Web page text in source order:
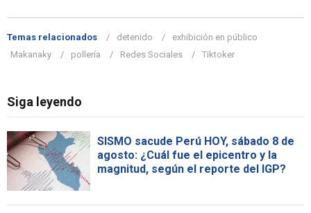
Temas relacionados detenido
exhibición en público
Makanaky
pollería Redes Sociales Tiktoker
Siga leyendo
SISMO sacude Perú HOY, sábado 8 de
agosto: ¿Cuál fue el epicentro y la
magnitud, según el reporte del IGP?